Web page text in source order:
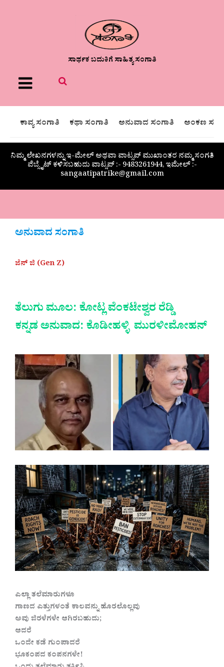
ಸಾರ್ಥಕ ಬದುಕಿಗೆ ಸಾಹಿತ್ಯ ಸಂಗಾತಿ
Menu
ಕಾವ್ಯ ಸಂಗಾತಿ ಕಥಾ ಸಂಗಾತಿ ಅನುವಾದ ಸಂಗಾತಿ ಅಂಕಣ
ನಿಮ್ಮ ಲೇಖನಗಳನ್ನು ಇ-ಮೇಲ್ ಅಥವಾ ವಾಟ್ಸಪ್ ಮುಖಾಂತರ ನಮ್ಮ ಸಂಗತಿ
ವೆಬ್ಸೈಟ್ ಕಳಿಸಬಹುದು ವಾಟ್ಸಪ್‌ :- 9483261944, ಇಮೇಲ್ :-
sangaatipatrike@gmail.com
ಅನುವಾದ ಸಂಗಾತಿ
ಜೆನ್ ಜಿ (Gen Z)
ತೆಲುಗು ಮೂಲ: ಕೋಟ್ಲ ವೆಂಕಟೇಶ್ವರ ರೆಡ್ಡಿ
ಕನ್ನಡ ಅನುವಾದ: ಕೊಡೀಹಳ್ಳಿ ಮುರಳೀಮೋಹನ್
ಎಲ್ಲಾ ತಲೆಮಾರುಗಳೂ
ಗಾಣದ ಎತ್ತುಗಳಂತೆ ಕಾಲವನ್ನು ಹೊರಲೊಲ್ಲವು
ಅವು ಜಿರಳೆಗಳೇ ಆಗಿರಬಹುದು;
ಆದರೆ
ಒಂದೇ ಕಡೆ ಗುಂಪಾದರೆ
ಭೂಕಂಪದ ಕಂಪನಗಳೇ!